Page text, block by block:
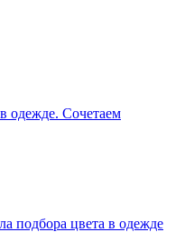
одежде. Сочетаем
подбора цвета в одежде